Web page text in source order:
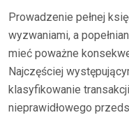
Prowadzenie pełnej
wyzwaniami, a
mieć poważne
Najczęściej
klasyfikowanie
nieprawidłowego